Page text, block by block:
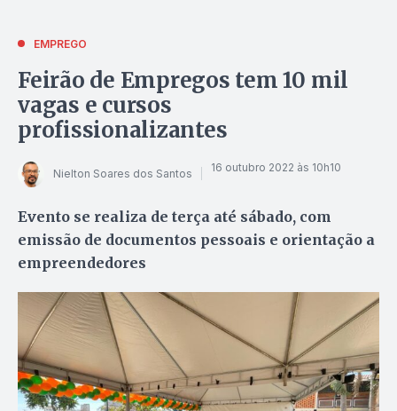
EMPREGO
Feirão de Empregos tem 10 mil
vagas e cursos
profissionalizantes
Nielton Soares dos Santos 16 outubro 2022 às 10h10
Evento se realiza de terça até sábado, com
emissão de documentos pessoais e orientação a
empreendedores